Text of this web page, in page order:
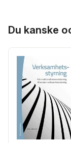
Du kanske